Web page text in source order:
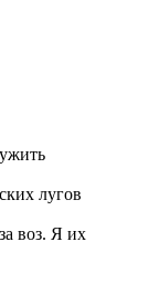
лугов
воз. Я их